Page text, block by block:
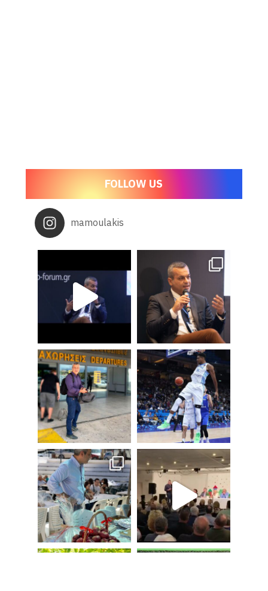
mamoulakis
FOLLOW US